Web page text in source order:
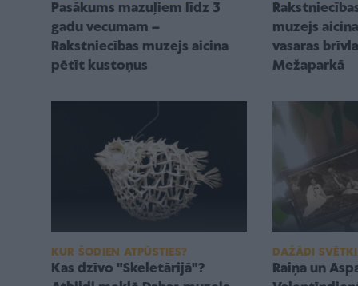
Pasākums mazuļiem līdz 3
gadu vecumam –
Rakstniecības muzejs aicina
pētīt kustoņus
muzejs
vasaras
Mežaparkā
KUR ŠODIEN ATPŪSTIES?
Kas dzīvo "Skeletārijā"?
DAŽĀDI SVĒTKI
Raiņa un